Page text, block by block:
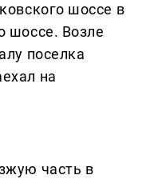
шоссе в
шоссе. Возле
поселка
на
часть в